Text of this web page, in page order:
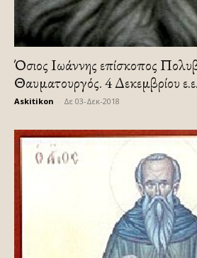
Όσιος Ιωάννης επίσκοπος
Θαυματουργός. 4 Δεκεμβρίου ε.ε.
Askitikon Δε 03-Δεκ-2018